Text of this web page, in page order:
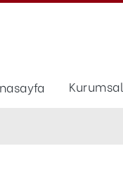
Kurumsal